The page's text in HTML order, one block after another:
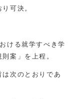
可決。
ける就学すべき学
案」を上程。
次のとおりであ